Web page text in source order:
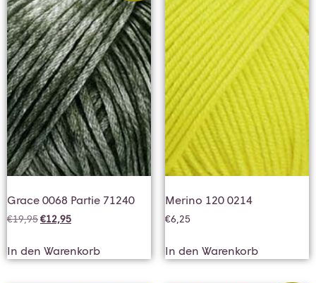
Grace 0068 Partie 71240
€19,95€12,95
In den Warenkorb
Merino 120 0214
€6,25
In den Warenkorb